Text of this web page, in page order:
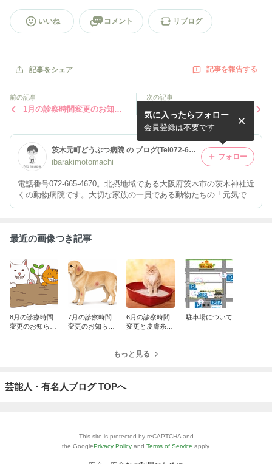
いいね コメント リブログ
記事をシェア 記事を報告する
前の記事
1月の診察時間変更のお知ら
次の記事
年末年始の診察時間変更のお
知らせ
茨木元町どうぶつ病院 の ブログ(Tel072-665-4670)
ibarakimotomachi
電話番号072-665-4670。北摂地域である大阪府茨木市の茨木神社近
くの動物病院です。大切な家族の一員である動物たちの「元気で長
気に入ったらフォロー
会員登録は不要です
フォロー
最近の画像つき記事
8月の診療時間
変更のお知らせ
7月の診察時間
変更のお知らせ
6月の診察時間
変更と皮膚糸状
駐車場について
もっと見る
芸能人・有名人ブログ TOPへ
This site is protected by reCAPTCHA and
the GooglePrivacy Policy and Terms of Service apply.